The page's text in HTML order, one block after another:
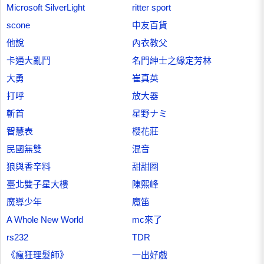
Microsoft SilverLight
ritter sport
scone
中友百貨
他說
內衣教父
卡通大亂鬥
名門紳士之緣定芳林
大勇
崔真英
打呼
放大器
斬首
星野ナミ
智慧表
櫻花莊
民國無雙
混音
狼與香辛料
甜甜圈
臺北雙子星大樓
陳熙峰
魔導少年
魔笛
A Whole New World
mc來了
rs232
TDR
《瘋狂理髮師》
一出好戲